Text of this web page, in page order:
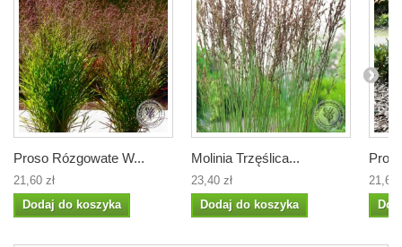
Proso Rózgowate W...
21,60 zł
Dodaj do koszyka
Molinia Trzęślica...
23,40 zł
Dodaj do koszyka
21,60